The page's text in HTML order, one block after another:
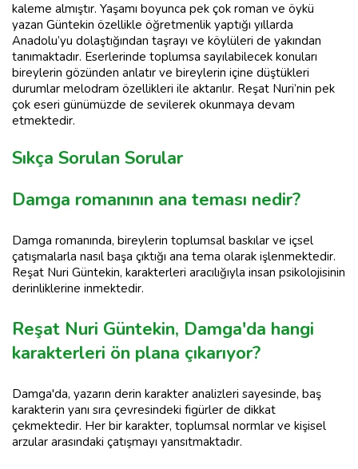
kaleme almıştır. Yaşamı boyunca pek çok roman ve öykü
yazan Güntekin özellikle öğretmenlik yaptığı yıllarda
Anadolu’yu dolaştığından taşrayı ve köylüleri de yakından
tanımaktadır. Eserlerinde toplumsa sayılabilecek konuları
bireylerin gözünden anlatır ve bireylerin içine düştükleri
durumlar melodram özellikleri ile aktarılır. Reşat Nuri’nin pek
çok eseri günümüzde de sevilerek okunmaya devam
etmektedir.
Sıkça Sorulan Sorular
Damga romanının ana teması nedir?
Damga romanında, bireylerin toplumsal baskılar ve içsel
çatışmalarla nasıl başa çıktığı ana tema olarak işlenmektedir.
Reşat Nuri Güntekin, karakterleri aracılığıyla insan psikolojisinin
derinliklerine inmektedir.
Reşat Nuri Güntekin, Damga'da hangi
karakterleri ön plana çıkarıyor?
Damga'da, yazarın derin karakter analizleri sayesinde, baş
karakterin yanı sıra çevresindeki figürler de dikkat
çekmektedir. Her bir karakter, toplumsal normlar ve kişisel
arzular arasındaki çatışmayı yansıtmaktadır.